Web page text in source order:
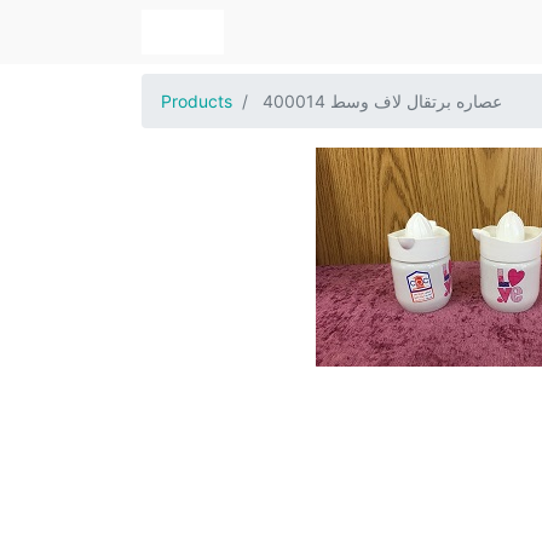
Products عصاره برتقال لاف وسط 400014